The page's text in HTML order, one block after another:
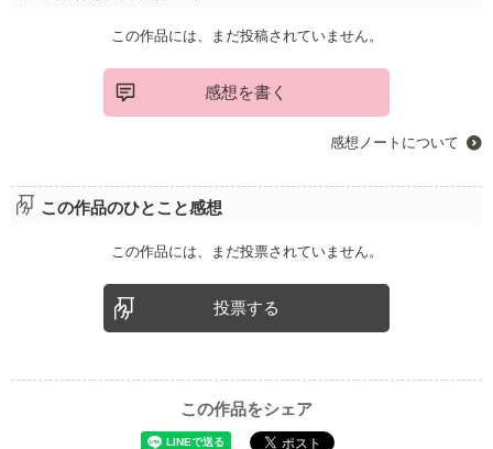
この作品には、まだ投稿されていません。
感想を書く
感想ノートについて
この作品のひとこと感想
この作品には、まだ投票されていません。
投票する
この作品をシェア